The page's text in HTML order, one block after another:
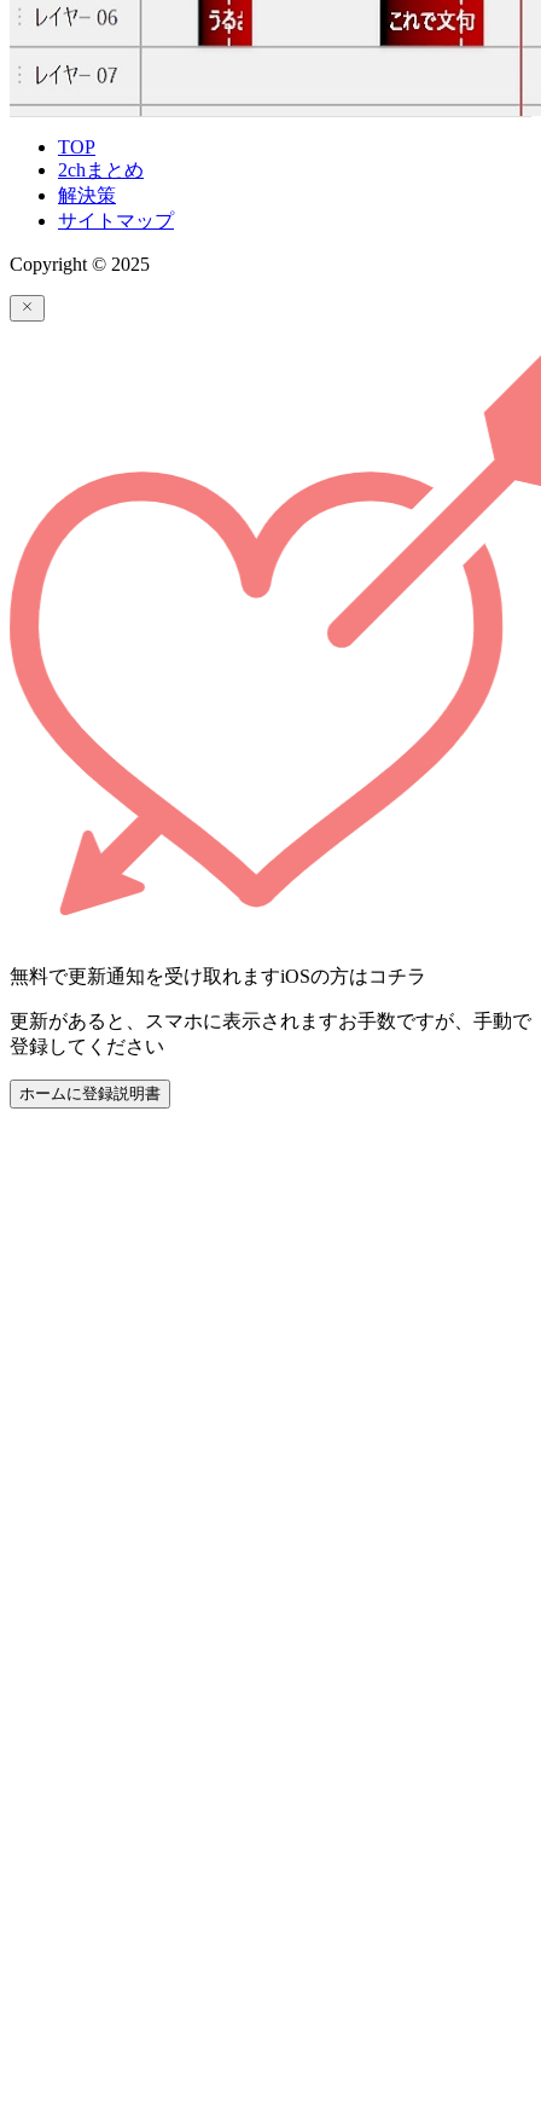
TOP
2chまとめ
解決策
サイトマップ
Copyright © 2025
無料で更新通知を受け取れますiOSの方はコチラ
更新があると、スマホに表示されますお手数ですが、手動で
登録してください
ホームに登録説明書